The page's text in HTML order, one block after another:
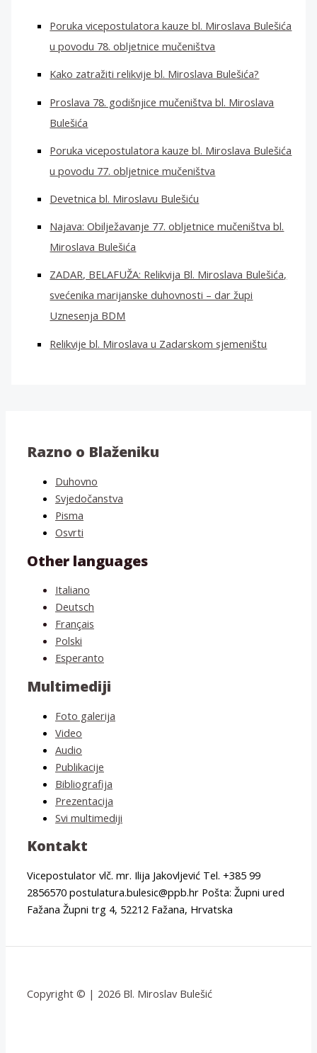
Poruka vicepostulatora kauze bl. Miroslava Bulešića
u povodu 78. obljetnice mučeništva
Kako zatražiti relikvije bl. Miroslava Bulešića?
Proslava 78. godišnjice mučeništva bl. Miroslava
Bulešića
Poruka vicepostulatora kauze bl. Miroslava Bulešića
u povodu 77. obljetnice mučeništva
Devetnica bl. Miroslavu Bulešiću
Najava: Obilježavanje 77. obljetnice mučeništva bl.
Miroslava Bulešića
ZADAR, BELAFUŽA: Relikvija Bl. Miroslava Bulešića,
svećenika marijanske duhovnosti – dar župi
Uznesenja BDM
Relikvije bl. Miroslava u Zadarskom sjemeništu
Razno o Blaženiku
Duhovno
Svjedočanstva
Pisma
Osvrti
Other languages
Italiano
Deutsch
Français
Polski
Esperanto
Multimediji
Foto galerija
Video
Audio
Publikacije
Bibliografija
Prezentacija
Svi multimediji
Kontakt
Vicepostulator vlč. mr. Ilija Jakovljević Tel. +385 99
2856570 postulatura.bulesic@ppb.hr Pošta: Župni ured
Fažana Župni trg 4, 52212 Fažana, Hrvatska
Copyright © | 2026 Bl. Miroslav Bulešić